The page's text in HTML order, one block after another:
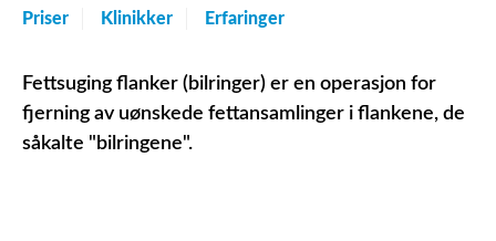
Priser Klinikker Erfaringer
Fettsuging flanker (bilringer) er en operasjon for
fjerning av uønskede fettansamlinger i flankene, de
såkalte "bilringene".